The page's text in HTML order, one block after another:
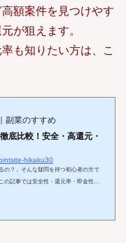
額案件を見つけやす
が狙えます。
も知りたい方は、こ
副業のすすめ
底比較！安全・高還元・
hikaku30
の？」そんな疑問を持つ初心者の方で
の記事では安全性・還元率・即金性に